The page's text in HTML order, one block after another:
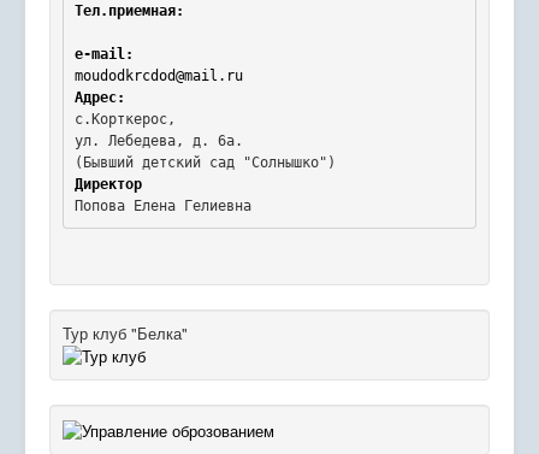
Тел.приемная:
e-mail:
moudodkrcdod@mail.ru
Адрес:
с.Корткерос,
ул. Лебедева, д. 6а.
Директор
Попова Елена Гелиевна
Тур клуб "Белка"